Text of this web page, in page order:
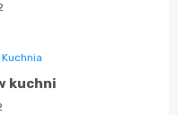
Kuchnia
kuchni